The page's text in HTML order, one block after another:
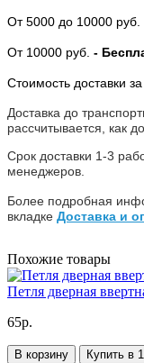
От 5000 до 10000 руб.
От 10000 руб. -
Стоимость доставки
Доставка до
рассчитывается, как
Срок доставки 1-3
менеджеров.
Более подробная
вкладке Доставка и
Похожие товары
Петля дверная
65р.
В корзину Купить в